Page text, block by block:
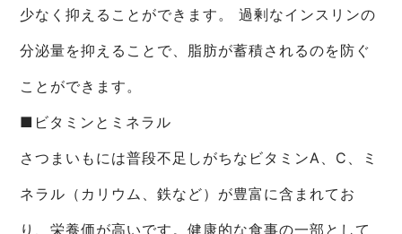
少なく抑えることができます。 過剰なインスリンの
分泌量を抑えることで、脂肪が蓄積されるのを防ぐ
ことができます。
■ビタミンとミネラル
さつまいもには普段不足しがちなビタミンA、C、ミ
ネラル（カリウム、鉄など）が豊富に含まれてお
り、栄養価が高いです。健康的な食事の一部として